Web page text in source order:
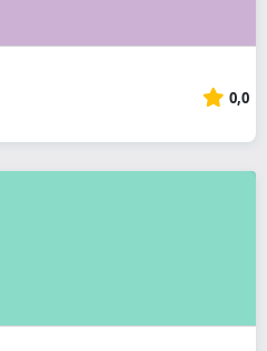
0,0